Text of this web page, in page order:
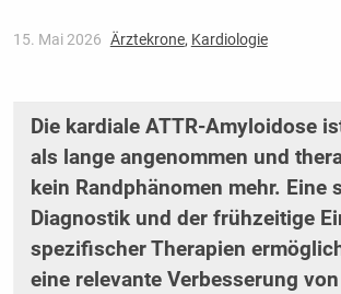
15. Mai 2026 Ärztekrone, Kardiologie
Die kardiale ATTR-Amyloidose
als lange angenommen und
kein Randphänomen mehr. Eine
Diagnostik und der frühzeitige
spezifischer Therapien
eine relevante Verbesserung